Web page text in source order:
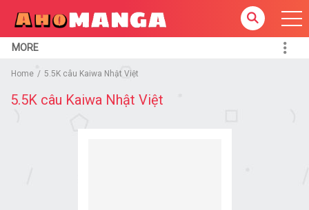
MORE
Home 5.5K câu Kaiwa Nhật Việt
5.5K câu Kaiwa Nhật Việt